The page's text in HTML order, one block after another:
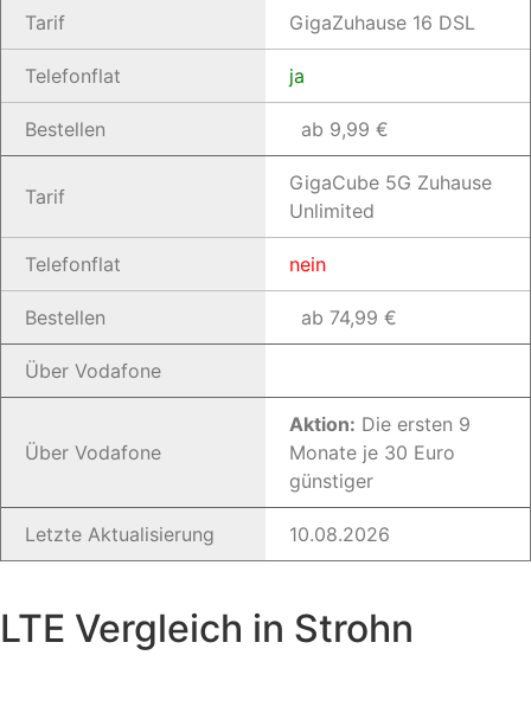
Tarif GigaZuhause 16 DSL
Telefonflat ja
Bestellen ab 9,99 €
Tarif
GigaCube 5G Zuhause
Unlimited
Telefonflat nein
Bestellen ab 74,99 €
Über Vodafone
Über Vodafone
Aktion: Die ersten 9
Monate je 30 Euro
günstiger
Letzte Aktualisierung 10.08.2026
LTE Vergleich in Strohn